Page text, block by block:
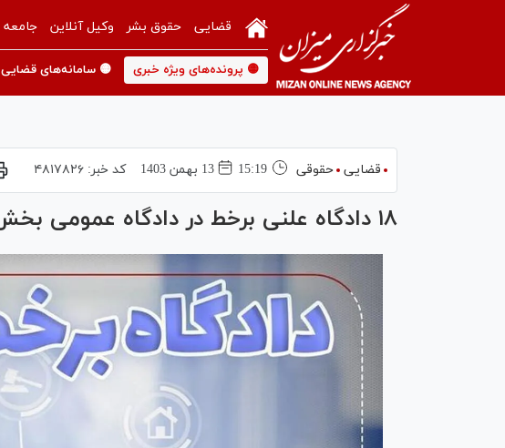
قضایی حقوق بشر وکیل آنلاین جامعه
🟡 پرونده‌های ویژه خبری 🟡 سامانه‌های قضایی
قضایی حقوقی 15:19 13 بهمن 1403 کد خبر:۴۸۱۷۸۲۶
۱۸ دادگاه علنی برخط در دادگاه عمومی بخش مارگون برگزار می‌شود